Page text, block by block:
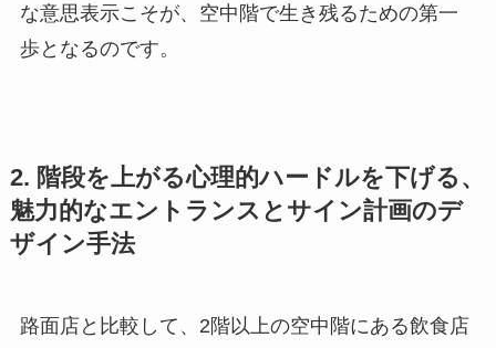
な意思表示こそが、空中階で生き残るための第一
歩となるのです。
2. 階段を上がる心理的ハードルを下げる、
魅力的なエントランスとサイン計画のデ
ザイン手法
路面店と比較して、2階以上の空中階にある飲食店